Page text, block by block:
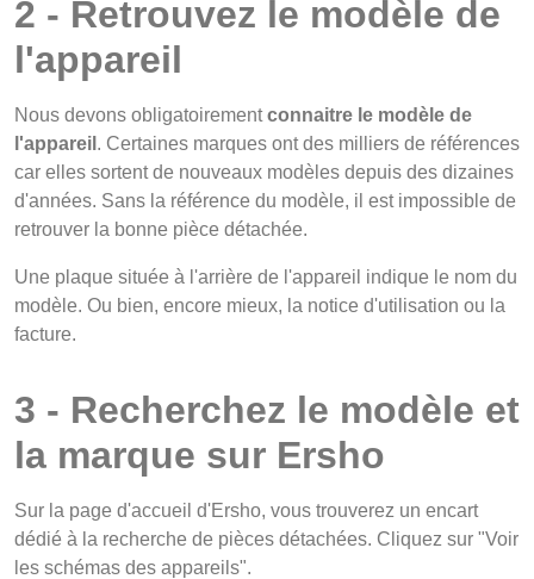
2 - Retrouvez le modèle de
l'appareil
Nous devons obligatoirementconnaitre le modèle de
l'appareil . Certaines marques ont des milliers de références
car elles sortent de nouveaux modèles depuis des dizaines
d'années. Sans la référence du modèle, il est impossible de
retrouver la bonne pièce détachée.
Une plaque située à l'arrière de l'appareil indique le nom du
modèle. Ou bien, encore mieux, la notice d'utilisation ou la
facture.
3 - Recherchez le modèle et
la marque sur Ersho
Sur la page d'accueil d'Ersho, vous trouverez un encart
dédié à la recherche de pièces détachées. Cliquez sur "Voir
les schémas des appareils".